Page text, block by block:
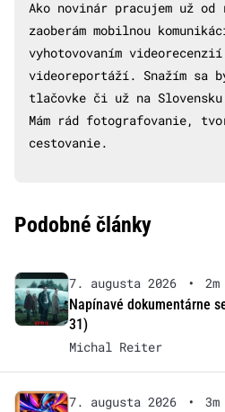
Ako novinár pracujem už od
zaoberám mobilnou
vyhotovovaním
videoreportáží. Snažím sa
tlačovke či už na
Mám rád fotografovanie,
cestovanie.
Podobné články
7. augusta 2026 •
2m
Napínavé dokumentárne
31)
Michal Reiter
7. augusta 2026 •
3m